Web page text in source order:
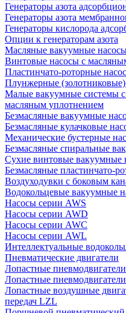
Генераторы азота
Генераторы азота
Генераторы кислорода
Опции к генераторам азота
Масляные вакуумные
Винтовые насосы с
Пластинчато-роторные
Плунжерные
Малые вакуумные системы
масляным уплотнением
Безмасляные вакуумные
Безмасляные кулачковые
Механические бустерные
Безмасляные спиральные
Сухие винтовые вакуумные
Безмасляные пластинчато-
Воздуходувки с боковым
Водокольцевые вакуумные
Насосы серии AWS
Насосы серии AWD
Насосы серии AWC
Насосы серии AWL
Интеллектуальные
Пневматические двигатели
Лопастные
Лопастные
Лопастные воздушные
передач LZL